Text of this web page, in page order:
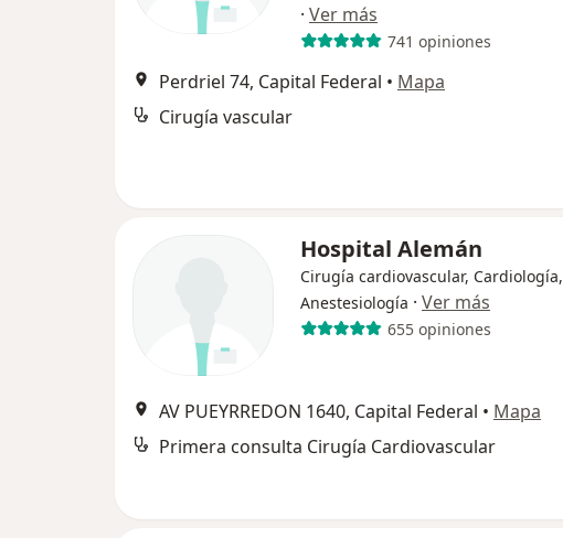
· Ver más
741 opiniones
Perdriel 74, Capital Federal • Mapa
Cirugía vascular
Hospital Alemán
Cirugía cardiovascular, Cardiología,
Anestesiología · Ver más
655 opiniones
AV PUEYRREDON 1640, Capital Federal • Mapa
Primera consulta Cirugía Cardiovascular